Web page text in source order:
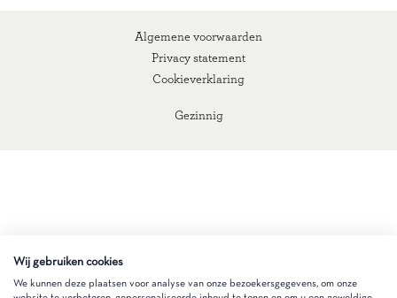
Gezinnig
Algemene voorwaarden
Privacy statement
Cookieverklaring
Wij gebruiken cookies
We kunnen deze plaatsen voor analyse van onze bezoekersgegevens, om onze